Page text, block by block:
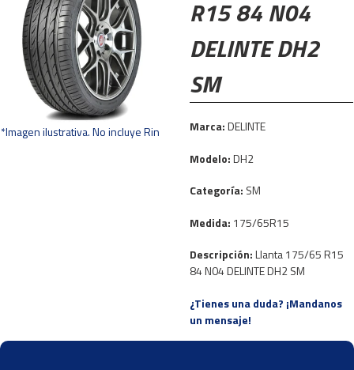
*Imagen ilustrativa. No incluye Rin
R15 84 N04
DELINTE DH2
SM
Marca:DELINTE
Modelo:DH2
Categoría: SM
Medida: 175/65R15
Descripción:Llanta 175/65 R15
84 N04 DELINTE DH2 SM
¿Tienes una duda? ¡Mandanos
un mensaje!